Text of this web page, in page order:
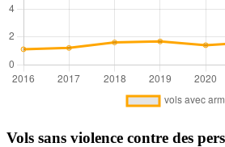
Vols sans violence contre des